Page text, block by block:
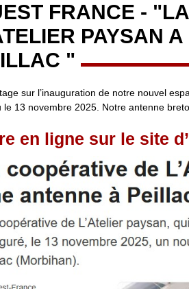
FRANCE -
PAYSAN
"
sur l’inauguration de notre nouvel
le 13 novembre 2025. Notre antenne
en ligne sur le site